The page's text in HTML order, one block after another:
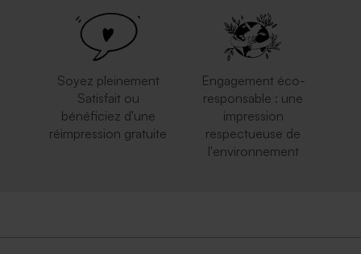
Soyez pleinement
Satisfait ou
bénéficiez d'une
réimpression gratuite
Engagement éco-
responsable : une
impression
respectueuse de
l'environnement